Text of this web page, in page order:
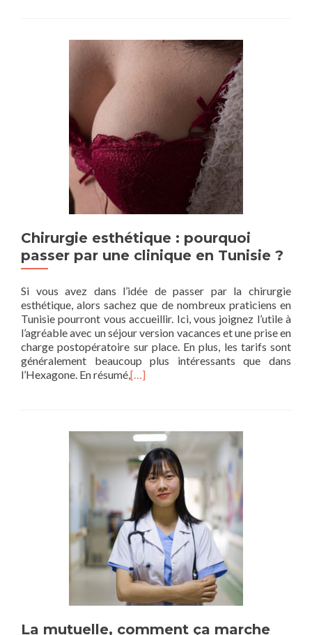
Chirurgie esthétique : pourquoi
passer par une clinique en Tunisie ?
Si vous avez dans l’idée de passer par la chirurgie
esthétique, alors sachez que de nombreux praticiens en
Tunisie pourront vous accueillir. Ici, vous joignez l’utile à
l’agréable avec un séjour version vacances et une prise en
charge postopératoire sur place. En plus, les tarifs sont
généralement beaucoup plus intéressants que dans
l’Hexagone. En résumé,[…]
La mutuelle, comment ça marche